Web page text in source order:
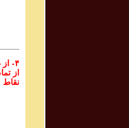
۴-
نقاط